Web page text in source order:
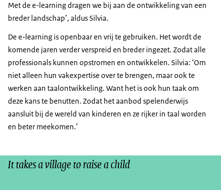
Met de e-learning dragen we bij aan de ontwikkeling van een
breder landschap’, aldus Silvia.
De e-learning is openbaar en vrij te gebruiken. Het wordt de
komende jaren verder verspreid en breder ingezet. Zodat alle
professionals kunnen opstromen en ontwikkelen. Silvia: ‘Om
niet alleen hun vakexpertise over te brengen, maar ook te
werken aan taalontwikkeling. Want het is ook hun taak om
deze kans te benutten. Zodat het aanbod spelenderwijs
aansluit bij de wereld van kinderen en ze rijker in taal worden
en beter meekomen.’
It takes a village to raise a child